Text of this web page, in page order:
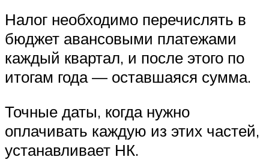
Налог необходимо перечислять в
бюджет авансовыми платежами
каждый квартал, и после этого по
итогам года — оставшаяся сумма.
Точные даты, когда нужно
оплачивать каждую из этих частей,
устанавливает НК.